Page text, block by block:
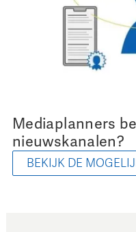
Mediaplanners
nieuwskanalen?
BEKIJK DE